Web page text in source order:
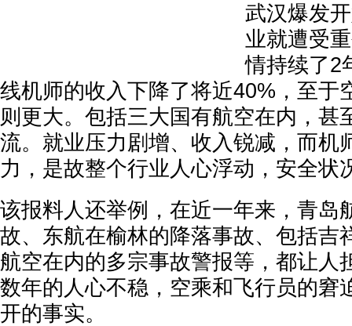
武汉爆发
业就遭受
情持续了2
线机师的收入下降了将近40%，至于
则更大。包括三大国有航空在内，甚
流。就业压力剧增、收入锐减，而机
力，是故整个行业人心浮动，安全状
该报料人还举例，在近一年来，青岛
故、东航在榆林的降落事故、包括吉
航空在内的多宗事故警报等，都让人
数年的人心不稳，空乘和飞行员的窘
开的事实。